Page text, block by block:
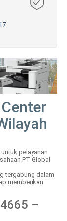
pelayanan
PT Global
tergabung dalam
memberikan
–